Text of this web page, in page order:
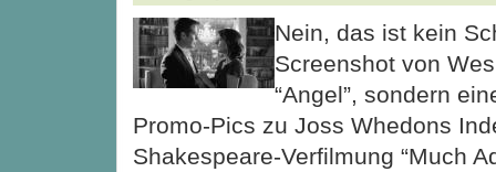
Nein, das ist kein
Screenshot von
“Angel”, sondern
Promo-Pics zu Joss Whedons
Shakespeare-Verfilmung “Much